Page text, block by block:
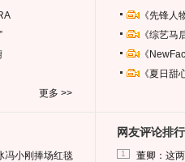
更多 >>
《先锋
《综艺
《
《夏日
冯小刚捧场红毯
网友评论排行
1 董卿：这